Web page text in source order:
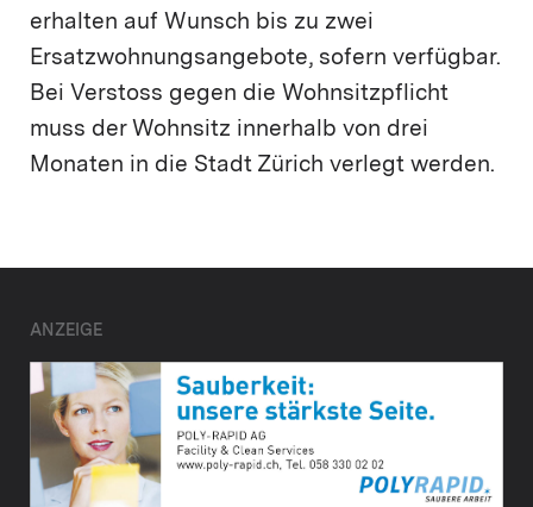
erhalten auf Wunsch bis zu zwei
Ersatzwohnungsangebote, sofern verfügbar.
Bei Verstoss gegen die Wohnsitzpflicht
muss der Wohnsitz innerhalb von drei
Monaten in die Stadt Zürich verlegt werden.
ANZEIGE